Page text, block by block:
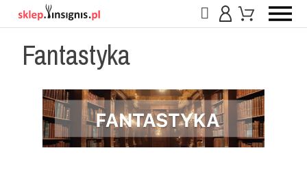
Fantastyka